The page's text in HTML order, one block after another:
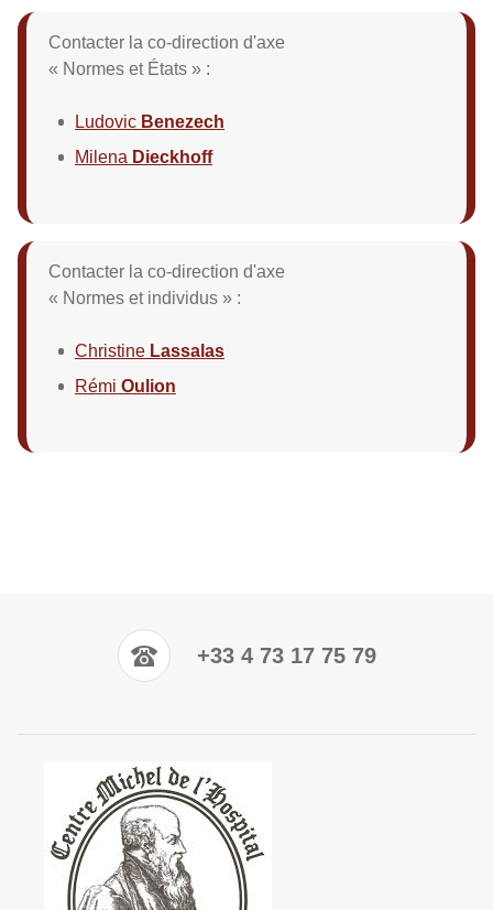
Contacter la co-direction d'axe
« Normes et États » :
Ludovic Benezech
Milena Dieckhoff
Contacter la co-direction d'axe
« Normes et individus » :
Christine Lassalas
Rémi Oulion
+33 4 73 17 75 79